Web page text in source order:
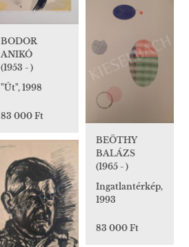
BODOR
ANIKÓ
(1953 - )
"Út", 1998
83 000 Ft
BEÖTHY
BALÁZS
(1965 - )
Ingatlantérkép,
1993
83 000 Ft